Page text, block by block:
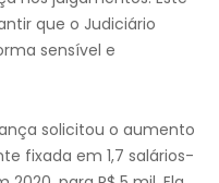
que o Judiciário
sensível e
solicitou o aumento
fixada em 1,7 salários-